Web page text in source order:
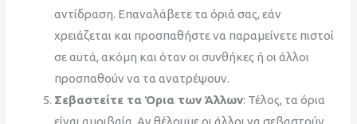
αντίδραση. Επαναλάβετε τα όριά σας, εάν
χρειάζεται και προσπαθήστε να παραμείνετε πιστοί
σε αυτά, ακόμη και όταν οι συνθήκες ή οι άλλοι
προσπαθούν να τα ανατρέψουν.
Σεβαστείτε τα Όρια των Άλλων: Τέλος, τα όρια
είναι αμοιβαία. Αν θέλουμε οι άλλοι να σεβαστούν